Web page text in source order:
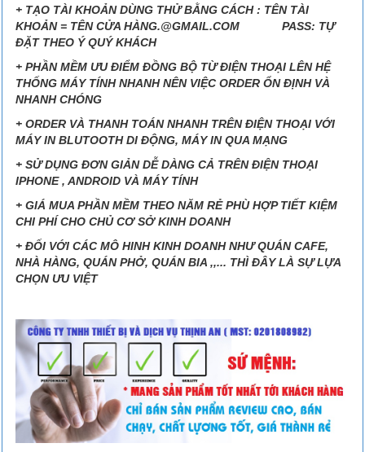
+ TẠO TÀI KHOẢN DÙNG THỬ BẰNG CÁCH : TÊN TÀI
KHOẢN = TÊN CỬA HÀNG.@GMAIL.COM PASS: TỰ
ĐẶT THEO Ý QUÝ KHÁCH
+ PHẦN MỀM ƯU ĐIỂM ĐỒNG BỘ TỪ ĐIỆN THOẠI LÊN HỆ
THỐNG MÁY TÍNH NHANH NÊN VIỆC ORDER ỔN ĐỊNH VÀ
NHANH CHÓNG
+ ORDER VÀ THANH TOÁN NHANH TRÊN ĐIỆN THOẠI VỚI
MÁY IN BLUTOOTH DI ĐỘNG, MÁY IN QUA MẠNG
+ SỬ DỤNG ĐƠN GIẢN DỄ DÀNG CẢ TRÊN ĐIỆN THOẠI
IPHONE , ANDROID VÀ MÁY TÍNH
+ GIÁ MUA PHẦN MỀM THEO NĂM RẺ PHÙ HỢP TIẾT KIỆM
CHI PHÍ CHO CHỦ CƠ SỞ KINH DOANH
+ ĐỐI VỚI CÁC MÔ HINH KINH DOANH NHƯ QUÁN CAFE,
NHÀ HÀNG, QUÁN PHỞ, QUÁN BIA ,,... THÌ ĐÂY LÀ SỰ LỰA
CHỌN ƯU VIỆT